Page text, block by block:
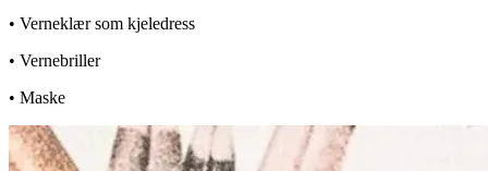
• Verneklær som kjeledress
• Vernebriller
• Maske